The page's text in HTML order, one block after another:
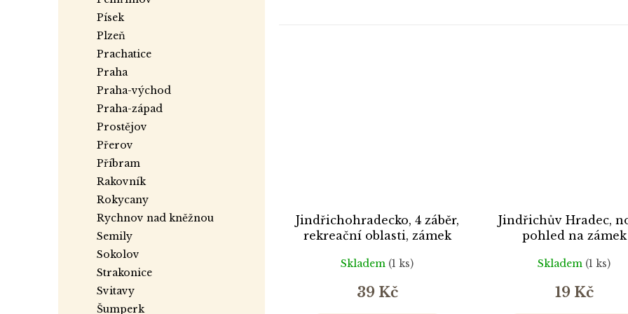
písek
plzeň
prachatice
praha
praha-východ
praha-západ
prostějov
přerov
příbram
rakovník
rokycany
rychnov nad kněžnou
semily
sokolov
strakonice
svitavy
šumperk
Jindřichohradecko, 4 záběr,
rekreační oblasti, zámek
Skladem (1 ks)
39 Kč
Jindřichův Hradec,
pohled na zámek
Skladem (1 ks)
19 Kč